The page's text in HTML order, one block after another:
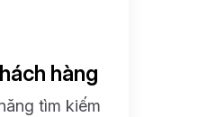
hàng
tìm kiếm